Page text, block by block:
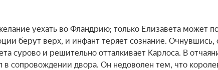
уехать во Фландрию; только Елизавета может
берут верх, и инфант теряет сознание. Очнувшись,
сурово и решительно отталкивает Карлоса. В
в сопровождении двора. Он недоволен тем, что